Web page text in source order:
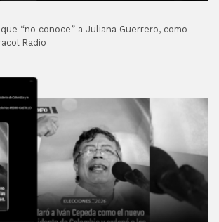
“no conoce” a Juliana Guerrero, como
Radio